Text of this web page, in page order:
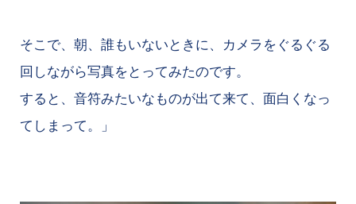
そこで、朝、誰もいないときに、カメラをぐるぐる
回しながら写真をとってみたのです。
すると、音符みたいなものが出て来て、面白くなっ
てしまって。」